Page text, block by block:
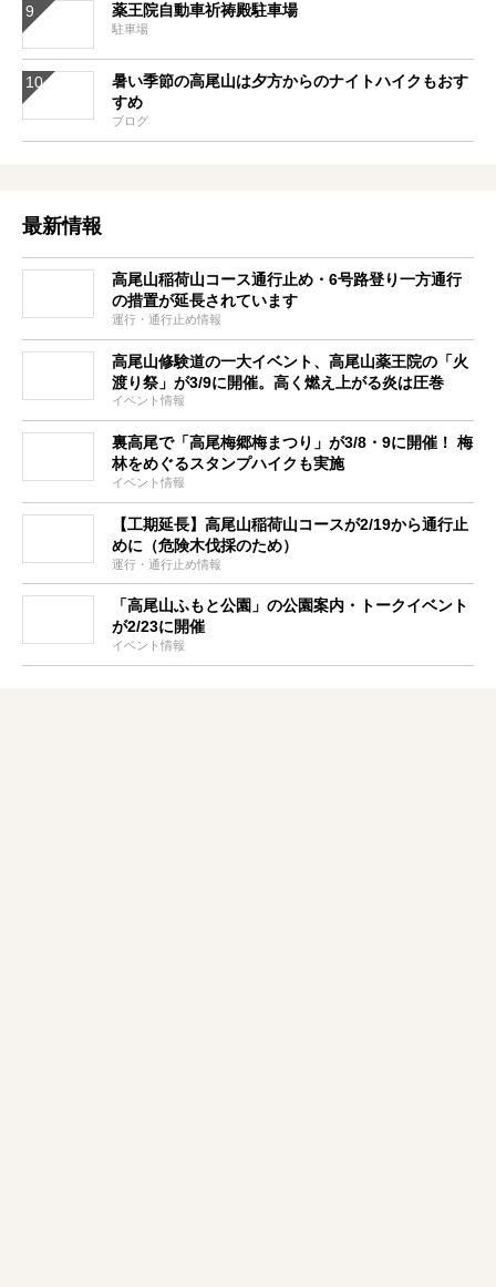
薬王院自動車祈祷殿駐車場
駐車場
暑い季節の高尾山は夕方からのナイトハイクもおす
すめ
ブログ
最新情報
高尾山稲荷山コース通行止め・6号路登り一方通行
の措置が延長されています
運行・通行止め情報
高尾山修験道の一大イベント、高尾山薬王院の「火
渡り祭」が3/9に開催。高く燃え上がる炎は圧巻
イベント情報
裏高尾で「高尾梅郷梅まつり」が3/8・9に開催！ 梅
林をめぐるスタンプハイクも実施
イベント情報
【工期延長】高尾山稲荷山コースが2/19から通行止
めに（危険木伐採のため）
運行・通行止め情報
「高尾山ふもと公園」の公園案内・トークイベント
が2/23に開催
イベント情報